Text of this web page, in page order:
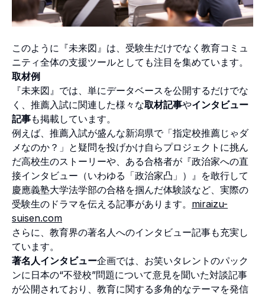
このように『未来図』は、受験生だけでなく教育コミュ
ニティ全体の支援ツールとしても注目を集めています。
取材例
『未来図』では、単にデータベースを公開するだけでな
く、推薦入試に関連した様々な取材記事やインタビュー
記事も掲載しています。
例えば、推薦入試が盛んな新潟県で「指定校推薦じゃダ
メなのか？」と疑問を投げかけ自らプロジェクトに挑ん
だ高校生のストーリーや、ある合格者が『政治家への直
接インタビュー（いわゆる「政治家凸」）』を敢行して
慶應義塾大学法学部の合格を掴んだ体験談など、実際の
受験生のドラマを伝える記事があります。 miraizu-
suisen.com
さらに、教育界の著名人へのインタビュー記事も充実し
ています。
著名人インタビュー企画では、お笑いタレントのパック
ンに日本の“不登校”問題について意見を聞いた対談記事
が公開されており、教育に関する多角的なテーマを発信